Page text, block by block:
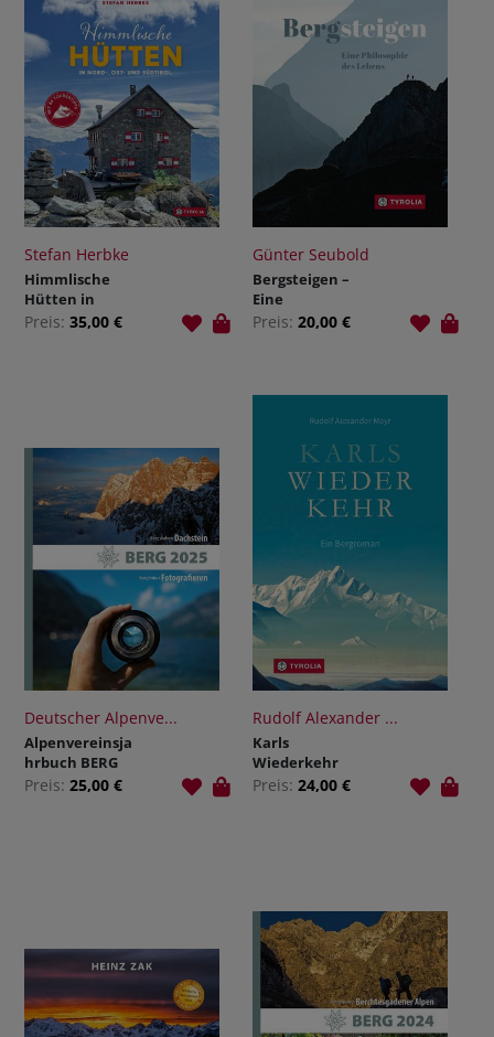
Stefan Herbke
Himmlische
Hütten in
Nord-, Ost- und
Preis:35,00 €
Günter Seubold
Bergsteigen –
Eine
Philosophie
Preis: 20,00 €
Deutscher Alpenve...
Alpenvereinsja
hrbuch BERG
2025
Preis:25,00 €
Rudolf Alexander ...
Karls
Wiederkehr
Preis: 24,00 €